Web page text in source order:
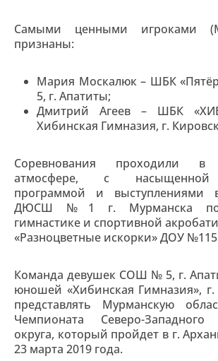
Самыми ценными игроками
признаны:
Мария Москалюк – ШБК
5, г. Апатиты;
Дмитрий Агеев – ШБК
Хибинская Гимназия, г.
Соревнования проходили в
атмосфере, с насыщенной
программой и выступлениями
ДЮСШ №1 г. Мурманска по
гимнастике и спортивной
«Разноцветные искорки» ДОУ
Команда девушек СОШ № 5, г.
юношей «Хибинская Гимназия», г.
представлять Мурманскую
Чемпионата Северо-Западного
округа, который пройдет в г.
23 марта 2019 года.